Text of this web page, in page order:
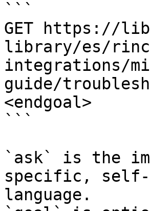
```
GET https://
library/es/
integrations/
guide/
<endgoal>
```
`ask` is the
specific, self-
language.